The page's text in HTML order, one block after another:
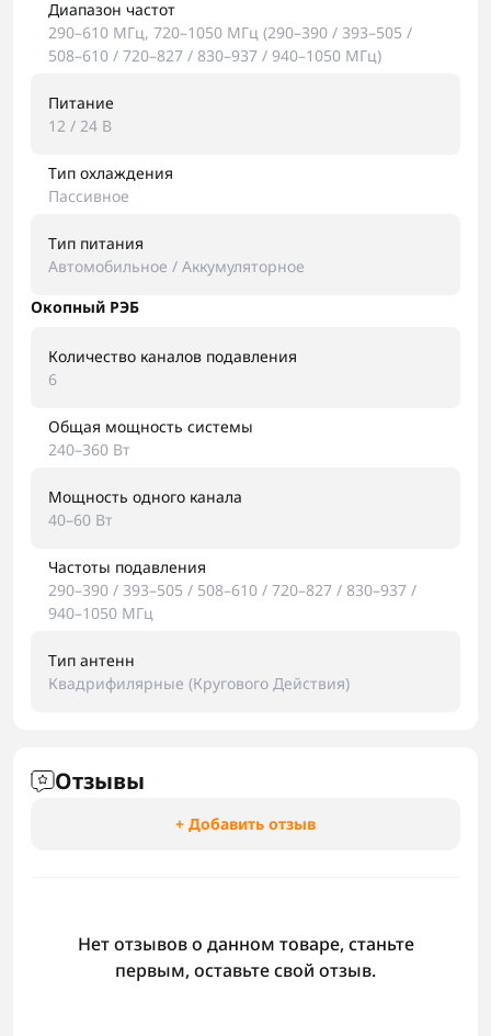
Диапазон частот
290–610 МГц, 720–1050 МГц (290–390 / 393–505 /
508–610 / 720–827 / 830–937 / 940–1050 МГц)
Питание
12 / 24 В
Тип охлаждения
Пассивное
Тип питания
Автомобильное / Аккумуляторное
Окопный РЭБ
Количество каналов подавления
6
Общая мощность системы
240–360 Вт
Мощность одного канала
40–60 Вт
Частоты подавления
290–390 / 393–505 / 508–610 / 720–827 / 830–937 /
940–1050 МГц
Тип антенн
Квадрифилярные (Кругового Действия)
Отзывы
+ Добавить отзыв
Нет отзывов о данном товаре, станьте
первым, оставьте свой отзыв.